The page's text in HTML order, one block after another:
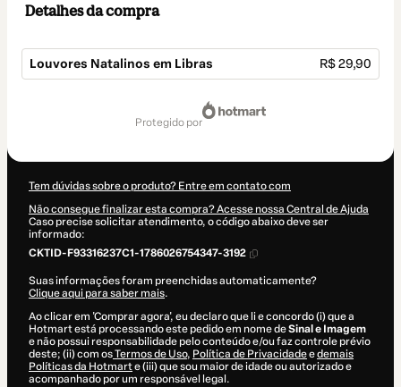
Detalhes da compra
Louvores Natalinos em Libras R$ 29,90
protegido por
Tem dúvidas sobre o produto? Entre em contato com
Não consegue finalizar esta compra? Acesse nossa Central de Ajuda
Caso precise solicitar atendimento, o código abaixo deve ser
informado:
CKTID-F93316237C1-1786026754347-3192
Suas informações foram preenchidas automaticamente?
Clique aqui para saber mais.
Ao clicar em 'Comprar agora', eu declaro que li e concordo (i) que a
Hotmart está processando este pedido em nome deSinal e Imagem
e não possui responsabilidade pelo conteúdo e/ou faz controle prévio
deste; (ii) com osTermos de Uso, Política de Privacidadeedemais
Políticas da Hotmarte (iii) que sou maior de idade ou autorizado e
acompanhado por um responsável legal.